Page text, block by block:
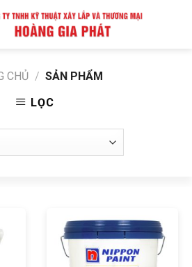
CHỦ / SẢN PHẨM
LỌC